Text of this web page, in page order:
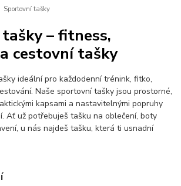
Sportovní tašky
– fitness,
cestovní tašky
ideální pro každodenní trénink, fitko,
Naše sportovní tašky jsou prostorné,
kapsami a nastavitelnými popruhy
Ať už potřebuješ tašku na oblečení, boty
u nás najdeš tašku, která ti usnadní